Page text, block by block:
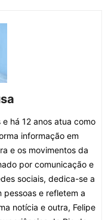
há 12 anos atua como
informação em
e os movimentos da
por comunicação e
sociais, dedica-se a
e refletem a
notícia e outra, Felipe